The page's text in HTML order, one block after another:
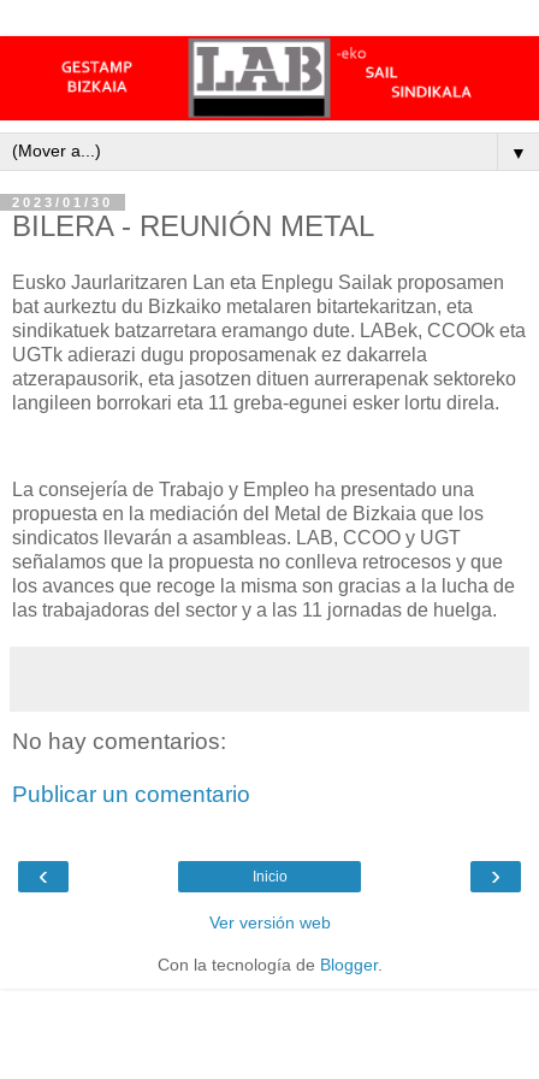
▼
2023/01/30
BILERA - REUNIÓN METAL
Eusko Jaurlaritzaren Lan eta Enplegu Sailak proposamen
bat aurkeztu du Bizkaiko metalaren bitartekaritzan, eta
sindikatuek batzarretara eramango dute. LABek, CCOOk eta
UGTk adierazi dugu proposamenak ez dakarrela
atzerapausorik, eta jasotzen dituen aurrerapenak sektoreko
langileen borrokari eta 11 greba-egunei esker lortu direla.
La consejería de Trabajo y Empleo ha presentado una
propuesta en la mediación del Metal de Bizkaia que los
sindicatos llevarán a asambleas. LAB, CCOO y UGT
señalamos que la propuesta no conlleva retrocesos y que
los avances que recoge la misma son gracias a la lucha de
las trabajadoras del sector y a las 11 jornadas de huelga.
No hay comentarios:
Publicar un comentario
‹ ›
Inicio
Ver versión web
Con la tecnología de Blogger.